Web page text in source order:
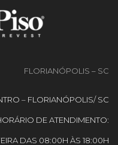
FLORIANÓPOLIS – SC
– FLORIANÓPOLIS/ SC
DE ATENDIMENTO:
DAS 08:00H ÀS 18:00H